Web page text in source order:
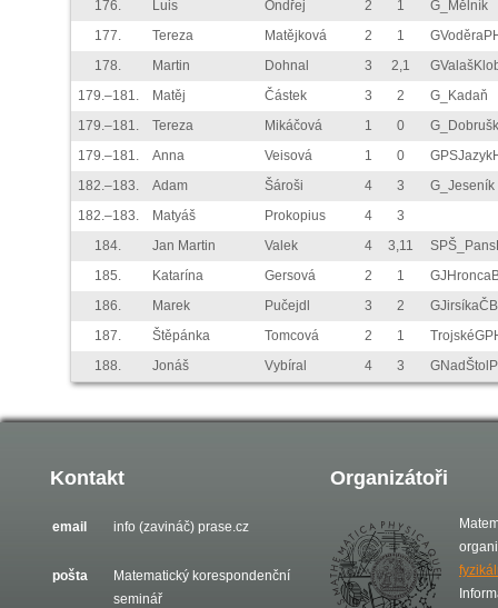
176.
Luis Ondřej 2 1
G_Mělník
177.
Tereza Matějková 2 1
178.
Martin Dohnal 3 2,1
179.–181.
Matěj Částek 3 2
G_Kadaň
179.–181.
Tereza Mikáčová 1 0
179.–181.
Anna Veisová 1 0
182.–183.
Adam Šároši 4 3
G_Jeseník
182.–183.
Matyáš Prokopius 4
3
184.
Jan Martin Valek 4 3,11
185.
Katarína Gersová 2 1
186.
Marek Pučejdl 3 2
GJirsíkaČB
187.
Štěpánka Tomcová 2 1
188.
Jonáš Vybíral 4 3
Kontakt
email info (zavináč) prase.cz
pošta
Matematický korespondenční
seminář
Organizátoři